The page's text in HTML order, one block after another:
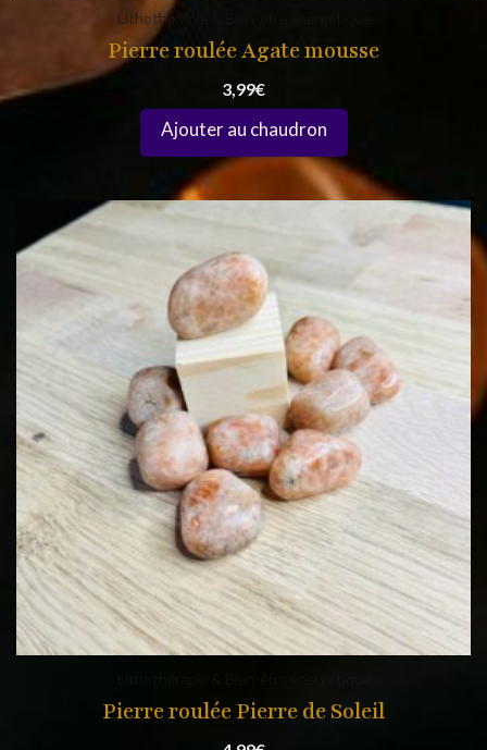
Lithothérapie & Bien-être énergétique
Pierre roulée Agate mousse
3,99€
Pierre roulée Pierre de Soleil